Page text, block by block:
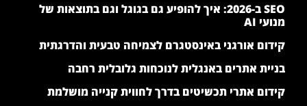
SEO ב-2026: איך להופיע גם בגוגל וגם בתוצאות של
מנועי AI
קידום אורגני באינסטגרם לצמיחה טבעית והדרגתית
בניית אתרים באנגלית לנוכחות גלובלית רחבה
קידום אתרי תכשיטים בדרך לחווית קנייה מושלמת